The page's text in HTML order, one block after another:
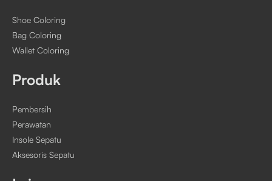
Shoe Coloring
Bag Coloring
Wallet Coloring
Produk
Pembersih
Perawatan
Insole Sepatu
Aksesoris Sepatu